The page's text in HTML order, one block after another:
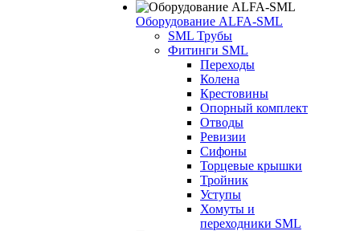
Оборудование ALFA-SML
SML Трубы
Фитинги SML
Переходы
Колена
Крестовины
Опорный комплект
Отводы
Ревизии
Сифоны
Торцевые крышки
Тройник
Уступы
Хомуты и
переходники SML